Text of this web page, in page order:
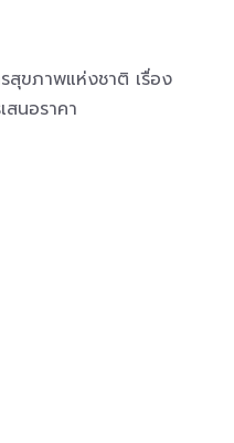
สุขภาพแห่งชาติ เรื่อง
สนอราคา